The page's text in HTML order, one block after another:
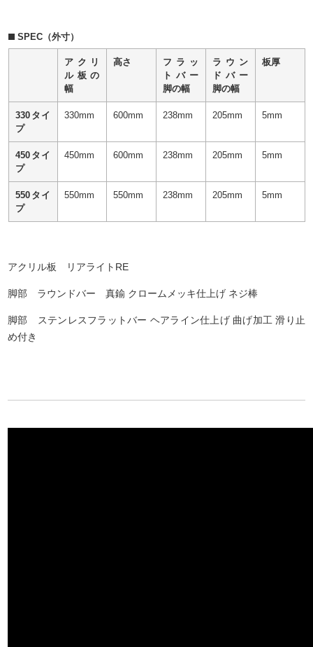
SPEC（外寸）
アクリ
ル板の
幅
高さ
フラッ
トバー
脚の幅
ラウン
ドバー
脚の幅
板厚
330タイ
プ
330mm 600mm 238mm 205mm 5mm
450タイ
プ
450mm 600mm 238mm 205mm 5mm
550タイ
プ
550mm 550mm 238mm 205mm 5mm
アクリル板 リアライトRE
脚部 ラウンドバー 真鍮 クロームメッキ仕上げ ネジ棒
脚部 ステンレスフラットバー ヘアライン仕上げ 曲げ加工 滑り止
め付き